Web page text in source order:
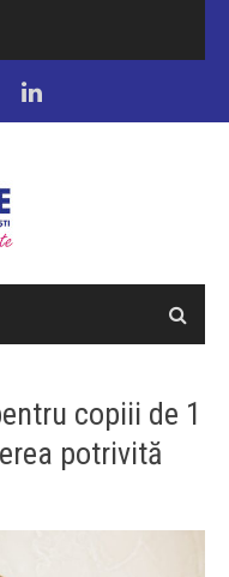
copiii de 1
potrivită